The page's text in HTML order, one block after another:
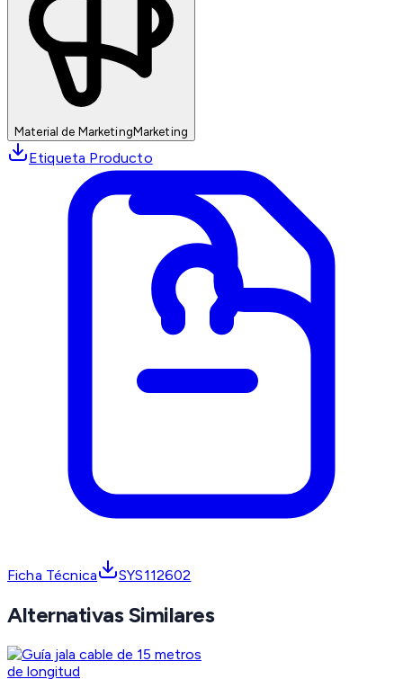
Material de MarketingMarketing
Etiqueta Producto
Ficha Técnica SYS112602
Alternativas Similares